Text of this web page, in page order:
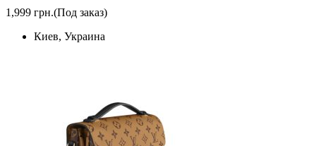
1,999 грн.(Под заказ)
Киев, Украина